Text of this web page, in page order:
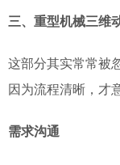
三、重型机械三维
这部分其实常常被
因为流程清晰，才
需求沟通